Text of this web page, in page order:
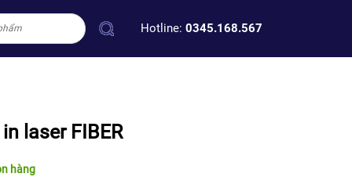
Hotline: 0345.168.567
laser FIBER
hàng